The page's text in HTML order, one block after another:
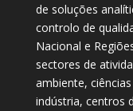
de soluções
controlo de
Nacional e
sectores de
ambiente,
indústria, centros